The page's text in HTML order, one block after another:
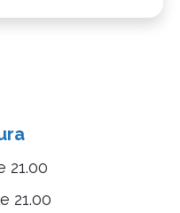
21.00
21.00